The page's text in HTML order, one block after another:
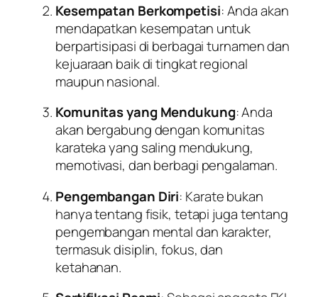
Kesempatan Berkompetisi: Anda akan
mendapatkan kesempatan untuk
berpartisipasi di berbagai turnamen dan
kejuaraan baik di tingkat regional
maupun nasional.
Komunitas yang Mendukung: Anda
akan bergabung dengan komunitas
karateka yang saling mendukung,
memotivasi, dan berbagi pengalaman.
Pengembangan Diri: Karate bukan
hanya tentang fisik, tetapi juga tentang
pengembangan mental dan karakter,
termasuk disiplin, fokus, dan
ketahanan.